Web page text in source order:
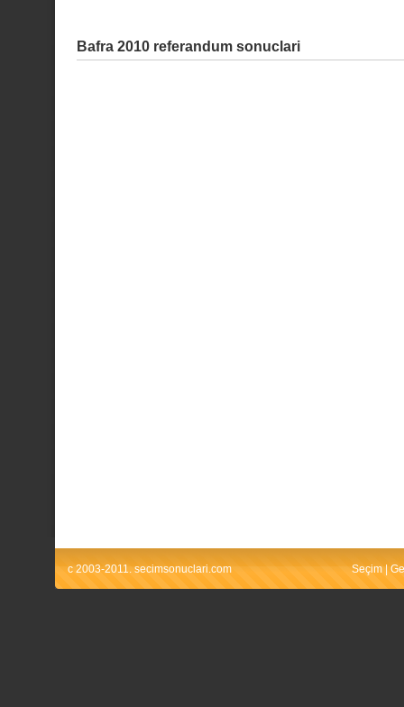
Bafra 2010 referandum sonuclari
c 2003-2011. secimsonuclari.com Seçim